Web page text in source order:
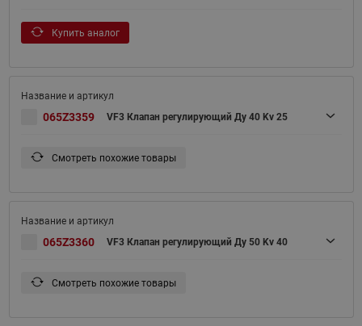
Купить аналог
065Z3359 VF3 Клапан регулирующий Ду 40 Kv 25
Смотреть похожие товары
065Z3360 VF3 Клапан регулирующий Ду 50 Kv 40
Смотреть похожие товары